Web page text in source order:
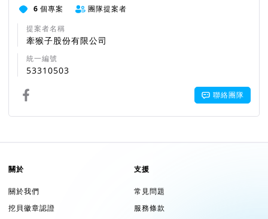
6 個專案
團隊提案者
提案者名稱
牽猴子股份有限公司
統一編號
53310503
聯絡團隊
關於
關於我們
挖貝徽章認證
支援
常見問題
服務條款